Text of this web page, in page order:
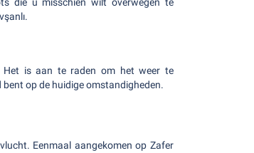
Het is aan te raden om het weer te
op de huidige omstandigheden.
Eenmaal aangekomen op Zafer